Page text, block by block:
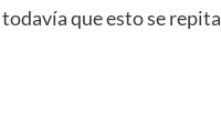
que esto se repita